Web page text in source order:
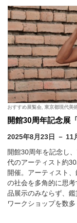
おすすめ展覧会 東京都現代美
開館30周年記念展
2025年8月23日 － 11
開館30周年を記念し
代のアーティスト約
開催。アーティスト
の社会を多角的に思
品展示のみならず、
ワークショップを数多